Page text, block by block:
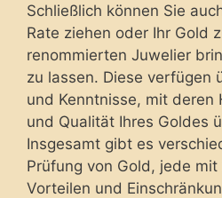
Schließlich können Sie
Rate ziehen oder Ihr Gold
renommierten Juwelier
zu lassen. Diese verfügen
und Kenntnisse, mit deren
und Qualität Ihres Goldes
Insgesamt gibt es
Prüfung von Gold, jede mit
Vorteilen und